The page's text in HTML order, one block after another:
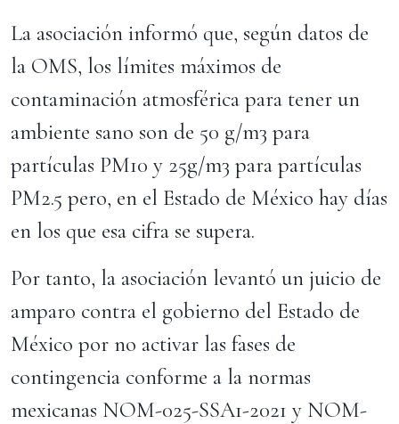
La asociación informó que, según datos de
la OMS, los límites máximos de
contaminación atmosférica para tener un
ambiente sano son de 50 g/m3 para
partículas PM10 y 25g/m3 para partículas
PM2.5 pero, en el Estado de México hay días
en los que esa cifra se supera.
Por tanto, la asociación levantó un juicio de
amparo contra el gobierno del Estado de
México por no activar las fases de
contingencia conforme a la normas
mexicanas NOM-025-SSA1-2021 y NOM-